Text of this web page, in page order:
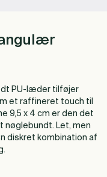
PU-læder tilføjer
et raffineret touch til
9,5 x 4 cm er den det
nøglebundt. Let, men
diskret kombination af